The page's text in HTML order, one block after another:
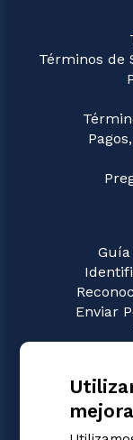
Términos de
Enviar